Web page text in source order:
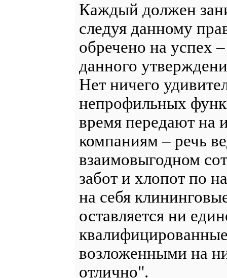
Каждый должен
следуя данному
обречено на успех
данного
Нет ничего
непрофильных
время передают на
компаниям – речь
взаимовыгодном
забот и хлопот по
на себя
оставляется ни
возложенными на
отлично".